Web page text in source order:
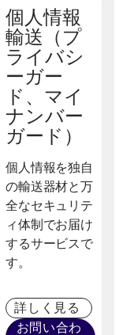
個人情報
輸送（プ
ライバシ
ーガー
ド、マイ
ナンバー
ガード）
個人情報を独自
の輸送器材と万
全なセキュリテ
ィ体制でお届け
するサービスで
す。
詳しく見る
お問い合わ